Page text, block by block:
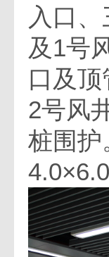
入口
及1号
口及
2号风
桩围护